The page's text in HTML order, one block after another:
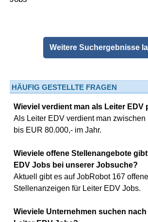
Weitere Suchergebnisse
HÄUFIG GESTELLTE FRAGEN
Wieviel verdient man als Leiter EDV
Als Leiter EDV verdient man zwischen
bis EUR 80.000,- im Jahr.
Wieviele offene Stellenangebote
EDV Jobs bei unserer Jobsuche?
Aktuell gibt es auf JobRobot 167 offene
Stellenanzeigen für Leiter EDV Jobs.
Wieviele Unternehmen suchen